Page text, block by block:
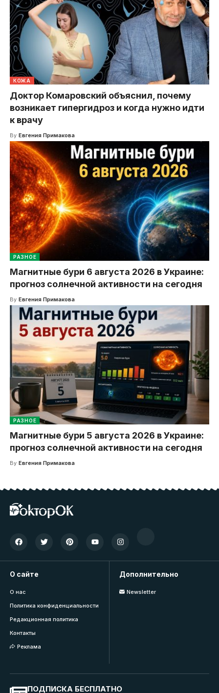
КОЖА
Доктор Комаровский объяснил, почему
возникает гипергидроз и когда нужно идти
к врачу
By Евгения Примакова
РАЗНОЕ
Магнитные бури 6 августа 2026 в Украине:
прогноз солнечной активности на сегодня
By Евгения Примакова
РАЗНОЕ
Магнитные бури 5 августа 2026 в Украине:
прогноз солнечной активности на сегодня
By Евгения Примакова
О сайте
О нас
Политика конфиденциальности
Редакционная политика
Контакты
Реклама
Дополнительно
Newsletter
ПОДПИСКА БЕСПЛАТНО